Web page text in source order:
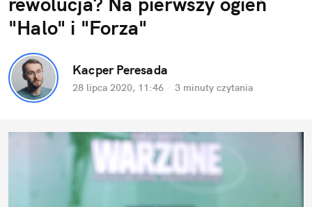
"Halo" i "Forza"
Kacper Peresada
28 lipca 2020, 11:46 · 3 minuty czytania